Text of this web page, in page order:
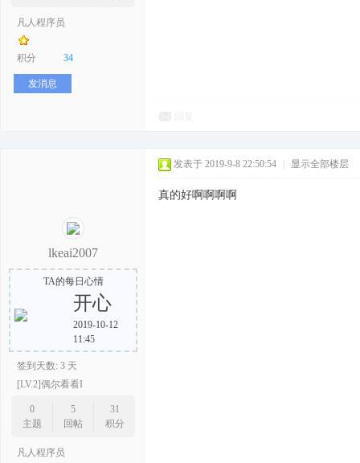
凡人程序员
积分 34
发消息
lkeai2007
TA的每日心情
开心
2019-10-12
11:45
签到天数: 3 天
[LV.2]偶尔看看I
0
主题
5
回帖
31
积分
凡人程序员
发表于 2019-9-8 22:50:54 显示全部楼层
真的好啊啊啊啊